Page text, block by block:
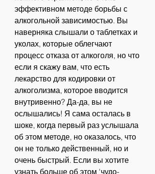
эффективном методе борьбы с
алкогольной зависимостью. Вы
наверняка слышали о таблетках и
уколах, которые облегчают
процесс отказа от алкоголя, но что
если я скажу вам, что есть
лекарство для кодировки от
алкоголизма, которое вводится
внутривенно? Да-да, вы не
ослышались! Я сама осталась в
шоке, когда первый раз услышала
об этом методе, но оказалось, что
он не только действенный, но и
очень быстрый. Если вы хотите
узнать больше об этом 'чудо-